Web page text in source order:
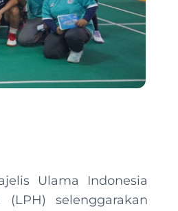
Ulama Indonesia
selenggarakan